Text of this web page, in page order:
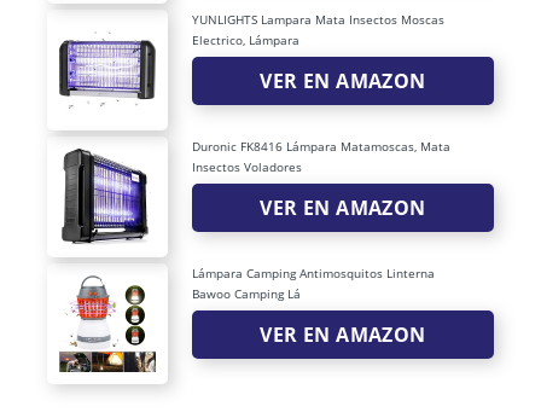
YUNLIGHTS Lampara Mata Insectos Moscas
Electrico, Lámpara
VER EN AMAZON
Duronic FK8416 Lámpara Matamoscas, Mata
Insectos Voladores
VER EN AMAZON
Lámpara Camping Antimosquitos Linterna
Bawoo Camping Lá
VER EN AMAZON